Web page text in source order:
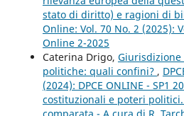
stato di diritto) e ragioni di
Online: Vol. 70 No. 2 (2025):
Online 2-2025
Caterina Drigo,
politiche: quali confini? ,
(2024): DPCE ONLINE - SP1
costituzionali e poteri